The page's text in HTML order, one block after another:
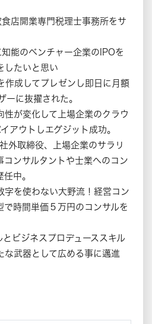
店開業専門税理士事務所をサ
能のベンチャー企業のIPOを
したいと思い
作成してプレゼンし即日に月額
ーに抜擢された。
性が変化して上場企業のクラウ
アウトしエグジット成功。
外取締役、上場企業のサラリ
コンサルタントや士業へのコン
中。
字を使わない大野流！経営コン
で時間単価５万円のコンサルを
ビジネスプロデューススキル
な武器として広める事に邁進